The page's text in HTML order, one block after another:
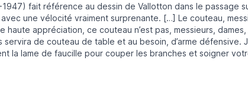
1947) fait référence au dessin de Vallotton dans le passage
une vélocité vraiment surprenante. […] Le couteau,
appréciation, ce couteau n’est pas, messieurs,
servira de couteau de table et au besoin, d’arme défensive.
la lame de faucille pour couper les branches et soigner